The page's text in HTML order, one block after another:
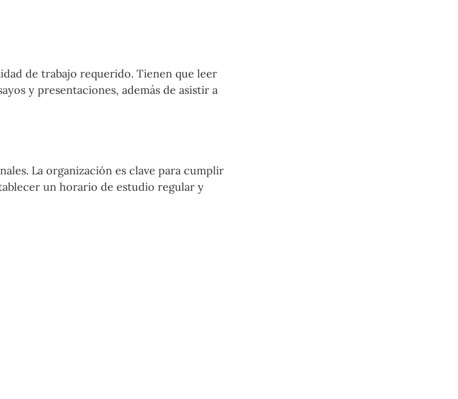
de trabajo requerido. Tienen que leer
y presentaciones, además de asistir a
La organización es clave para cumplir
un horario de estudio regular y